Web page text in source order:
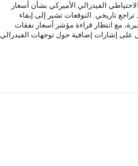
الفيدرالي الأميركي بشأن أسعار
تاريخي. التوقعات تشير إلى إبقاء
مع انتظار قراءة مؤشر أسعار نفقات
على إشارات إضافية حول توجهات الفيدرالي